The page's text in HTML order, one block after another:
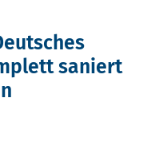
saniert